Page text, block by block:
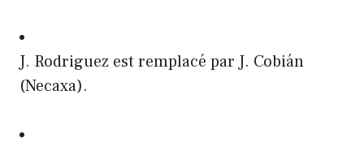
J. Rodriguez est remplacé par J. Cobián
(Necaxa).